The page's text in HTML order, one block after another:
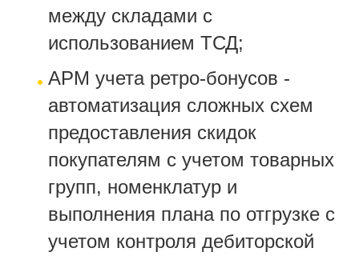
между складами с
использованием ТСД;
АРМ учета ретро-бонусов -
автоматизация сложных схем
предоставления скидок
покупателям с учетом товарных
групп, номенклатур и
выполнения плана по отгрузке с
учетом контроля дебиторской